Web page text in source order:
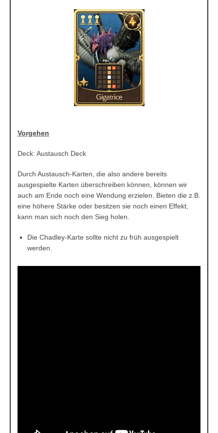
Vorgehen
Deck: Austausch Deck
Durch Austausch-Karten, die also andere bereits
ausgespielte Karten überschreiben können, können wir
auch am Ende noch eine Wendung erzielen. Bieten die z.B.
eine höhere Stärke oder besitzen sie noch einen Effekt,
kann man sich noch den Sieg holen.
Die Chadley-Karte sollte nicht zu früh ausgespielt
werden.